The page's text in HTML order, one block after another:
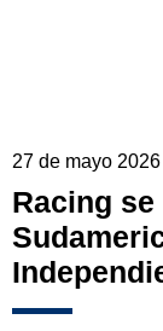
27 de mayo
Racing